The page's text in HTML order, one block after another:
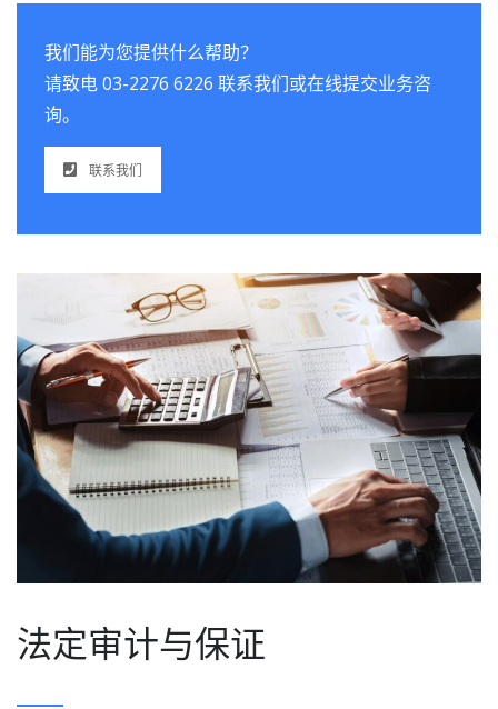
我们能为您提供什么帮助？
请致电 03-2276 6226 联系我们或在线提交业务咨
询。
联系我们
法定审计与保证